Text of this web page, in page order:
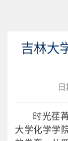
吉林大
时光荏
大学化学学